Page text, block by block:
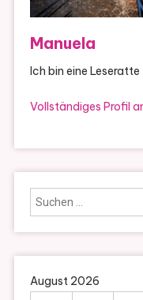
Manuela
Ich bin eine Leseratte
Vollständiges Profil
August 2026